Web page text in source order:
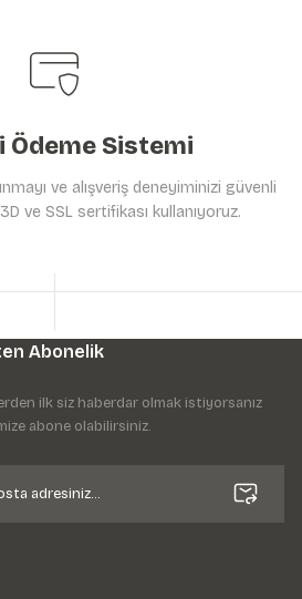
Ödeme Sistemi
ve alışveriş deneyiminizi güvenli
ve SSL sertifikası kullanıyoruz.
Abonelik
ilk siz haberdar olmak istiyorsanız
abone olabilirsiniz.